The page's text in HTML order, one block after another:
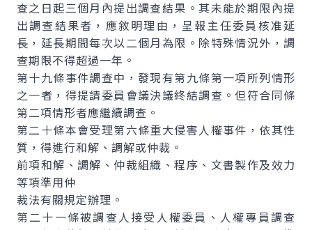
查之日起三個月內提出調查結果。其未能於期限內提
出調查結果者，應敘明理由，呈報主任委員核准延
長，延長期間每次以二個月為限。除特殊情況外，調
查期限不得超過一年。
第十九條事件調查中，發現有第九條第一項所列情形
之一者，得提請委員會議決議終結調查。但符合同條
第二項情形者應繼續調查。
第二十條本會受理第六條重大侵害人權事件，依其性
質，得進行和解、調解或仲裁。
前項和解、調解、仲裁組織、程序、文書製作及效力
等項準用仲
裁法有關規定辦理。
第二十一條被調查人接受人權委員、人權專員調查